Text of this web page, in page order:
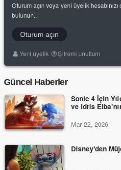
Oturum açın veya yeni üyelik
bulunun..
Oturum açın
Yeni üyelik Şifremi unuttum
Güncel Haberler
Sonic 4 İçin
ve Idris
Mar 22, 2026
Disney'den